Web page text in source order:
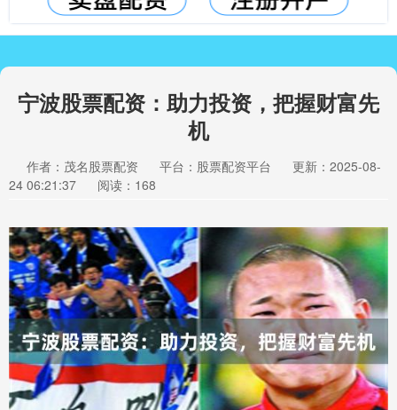
宁波股票配资：助力投资，把握财富先
机
作者：茂名股票配资 平台：股票配资平台
更新：2025-08-
24 06:21:37
阅读：168